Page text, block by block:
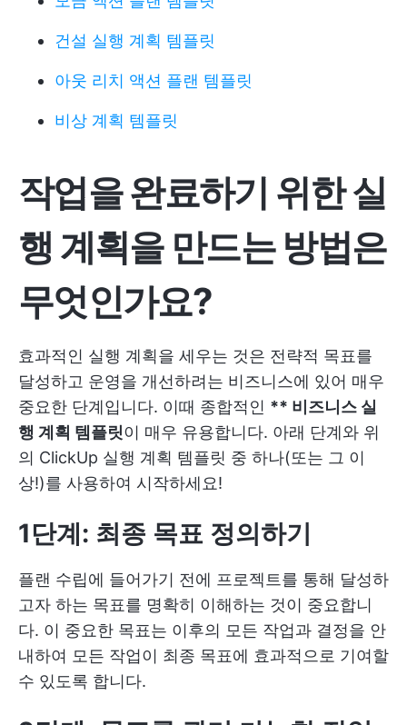
건설 실행 계획 템플릿
아웃 리치 액션 플랜 템플릿
비상 계획 템플릿
작업을 완료하기 위한 실
행 계획을 만드는 방법은
무엇인가요?
효과적인 실행 계획을 세우는 것은 전략적 목표를
달성하고 운영을 개선하려는 비즈니스에 있어 매우
중요한 단계입니다. 이때 종합적인 ** 비즈니스 실
행 계획 템플릿이 매우 유용합니다. 아래 단계와 위
의 ClickUp 실행 계획 템플릿 중 하나(또는 그 이
상!)를 사용하여 시작하세요!
1단계: 최종 목표 정의하기
플랜 수립에 들어가기 전에 프로젝트를 통해 달성하
고자 하는 목표를 명확히 이해하는 것이 중요합니
다. 이 중요한 목표는 이후의 모든 작업과 결정을 안
내하여 모든 작업이 최종 목표에 효과적으로 기여할
수 있도록 합니다.